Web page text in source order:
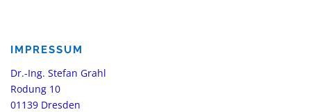
IMPRESSUM
Dr.-Ing. Stefan Grahl
Rodung 10
01139 Dresden